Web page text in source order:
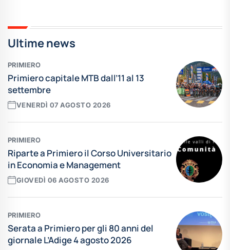
Ultime news
PRIMIERO
Primiero capitale MTB dall’11 al 13
settembre
VENERDÌ 07 AGOSTO 2026
PRIMIERO
Riparte a Primiero il Corso Universitario
in Economia e Management
GIOVEDÌ 06 AGOSTO 2026
PRIMIERO
Serata a Primiero per gli 80 anni del
giornale L’Adige 4 agosto 2026